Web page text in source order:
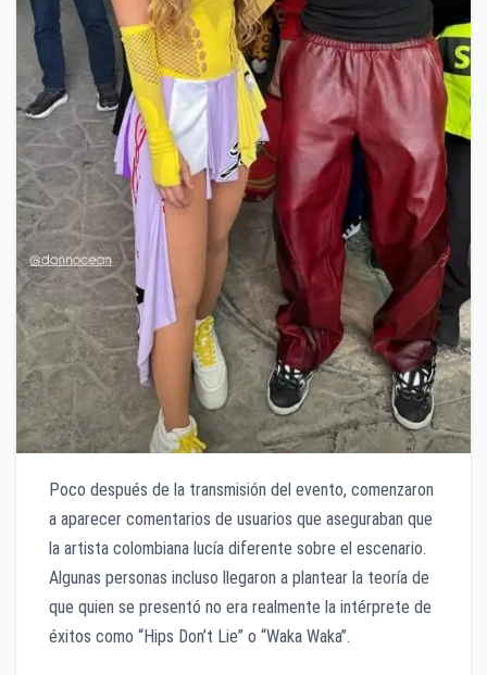
Poco después de la transmisión del evento, comenzaron
a aparecer comentarios de usuarios que aseguraban que
la artista colombiana lucía diferente sobre el escenario.
Algunas personas incluso llegaron a plantear la teoría de
que quien se presentó no era realmente la intérprete de
éxitos como “Hips Don’t Lie” o “Waka Waka”.